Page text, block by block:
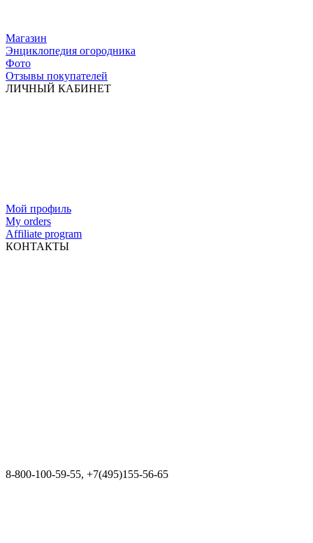
Магазин
Энциклопедия огородника
Фото
Отзывы покупателей
ЛИЧНЫЙ КАБИНЕТ
Мой профиль
My orders
Affiliate program
КОНТАКТЫ
8-800-100-59-55, +7(495)155-56-65